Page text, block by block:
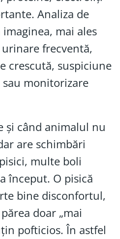
Analiza de
mai ales
frecventă,
crescută, suspiciune
monitorizare
și când animalul nu
are schimbări
multe boli
început. O pisică
bine disconfortul,
doar „mai
pofticios. În astfel